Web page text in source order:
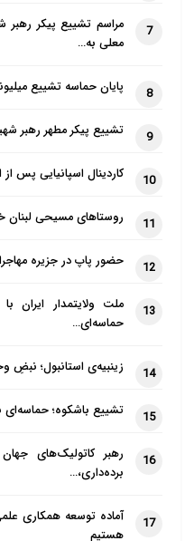
7
مراسم تشییع پیکر رهبر
معلی به…
8 پایان حماسه تشییع
9 تشییع پیکر مطهر رهبر
10 کاردینال اسپانیایی پس
11 روستاهای مسیحی لبنان
12 حضور پاپ در جزیره
13
ملت ولایتمدار ایران
حماسه‌ای…
14 زینبیه‌ی استانبول؛
15 تشییع باشکوه؛
16
رهبر کاتولیک‌های
برده‌داری،…
17
آماده توسعه همکاری
هستیم